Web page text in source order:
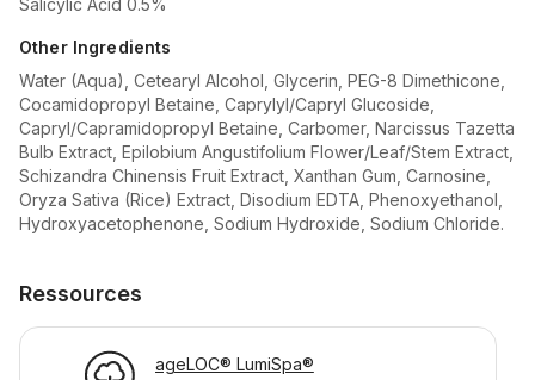
Salicylic Acid 0.5%
Other Ingredients
Water (Aqua), Cetearyl Alcohol, Glycerin, PEG-8 Dimethicone,
Cocamidopropyl Betaine, Caprylyl/Capryl Glucoside,
Capryl/Capramidopropyl Betaine, Carbomer, Narcissus Tazetta
Bulb Extract, Epilobium Angustifolium Flower/Leaf/Stem Extract,
Schizandra Chinensis Fruit Extract, Xanthan Gum, Carnosine,
Oryza Sativa (Rice) Extract, Disodium EDTA, Phenoxyethanol,
Hydroxyacetophenone, Sodium Hydroxide, Sodium Chloride.
Ressources
ageLOC® LumiSpa®